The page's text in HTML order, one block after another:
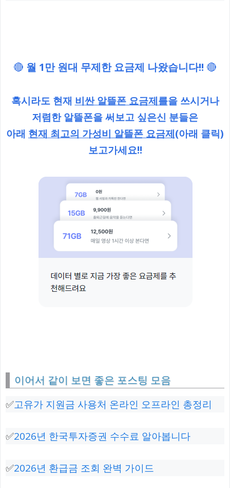
🔴 월 1만 원대 무제한 요금제 나왔습니다!! 🔴
혹시라도 현재 비싼 알뜰폰 요금제를을 쓰시거나
저렴한 알뜰폰을 써보고 싶은신 분들은
아래 현재 최고의 가성비 알뜰폰 요금제(아래 클릭)
보고가세요!!
이어서 같이 보면 좋은 포스팅 모음
✅고유가 지원금 사용처 온라인 오프라인 총정리
✅2026년 한국투자증권 수수료 알아봅니다
✅2026년 환급금 조회 완벽 가이드